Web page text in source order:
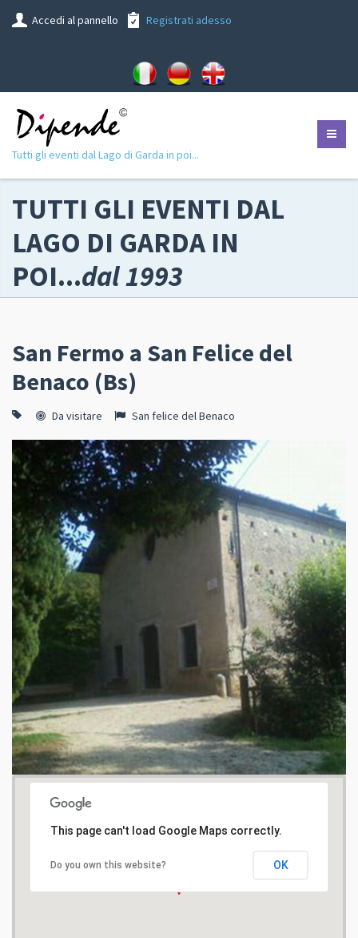
Accedi al pannello Registrati adesso
Tutti gli eventi dal Lago di Garda in poi...
TUTTI GLI EVENTI DAL
LAGO DI GARDA IN
POI...dal 1993
San Fermo a San Felice del
Benaco (Bs)
Da visitare San felice del Benaco
This page can't load Google Maps correctly.
Do you own this website? OK